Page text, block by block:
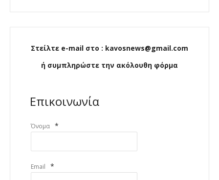
Στείλτε e-mail στο : kavosnews@gmail.com
ή συμπληρώστε την ακόλουθη φόρμα
Επικοινωνία
Όνομα *
Email *